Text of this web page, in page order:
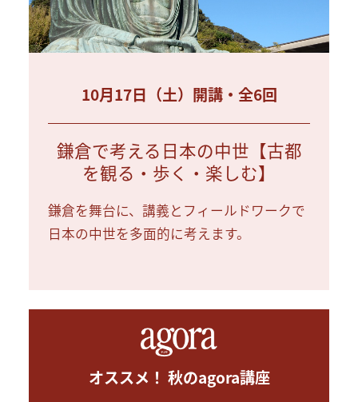
10月17日（土）開講・全6回
鎌倉で考える日本の中世【古都
を観る・歩く・楽しむ】
鎌倉を舞台に、講義とフィールドワークで
日本の中世を多面的に考えます。
オススメ！ 秋のagora講座